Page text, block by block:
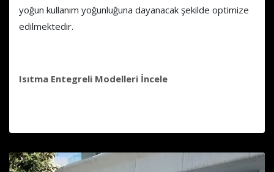
yoğun kullanım yoğunluğuna dayanacak şekilde optimize
edilmektedir.
Isıtma Entegreli Modelleri İncele